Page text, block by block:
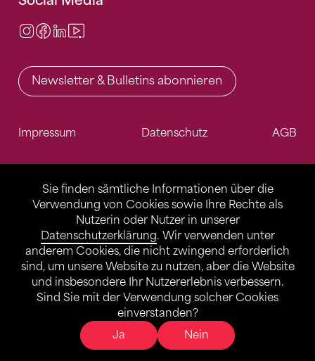
Sie finden sämtliche Informationen über die
Verwendung von Cookies sowie Ihre Rechte als
Nutzerin oder Nutzer in unserer
Datenschutzerklärung. Wir verwenden unter
anderem Cookies, die nicht zwingend erforderlich
sind, um unsere Website zu nutzen, aber die Website
und insbesondere Ihr Nutzererlebnis verbessern.
Sind Sie mit der Verwendung solcher Cookies
einverstanden?
Ja
Nein
Instagram
Facebook
LinkedIn
Newsletter & Bulletins abonnieren
Impressum Datenschutz AGB